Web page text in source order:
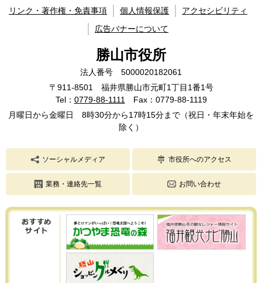
リンク・著作権・免責事項 個人情報保護
アクセシビリティ
広告バナーについて
勝山市役所
法人番号 5000020182061
〒911-8501 福井県勝山市元町1丁目1番1号
Tel： 0779-88-1111
Fax：0779-88-1119
月曜日から金曜日 8時30分から17時15分まで（祝日・年末年始を
除く）
ソーシャルメディア 市役所へのアクセス
業務・連絡先一覧 お問い合わせ